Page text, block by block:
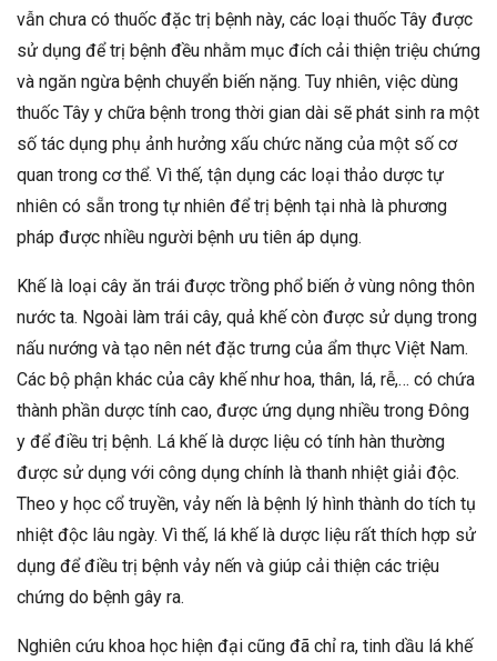
vẫn chưa có thuốc đặc trị bệnh này, các loại thuốc Tây được
sử dụng để trị bệnh đều nhằm mục đích cải thiện triệu chứng
và ngăn ngừa bệnh chuyển biến nặng. Tuy nhiên, việc dùng
thuốc Tây y chữa bệnh trong thời gian dài sẽ phát sinh ra một
số tác dụng phụ ảnh hưởng xấu chức năng của một số cơ
quan trong cơ thể. Vì thế, tận dụng các loại thảo dược tự
nhiên có sẵn trong tự nhiên để trị bệnh tại nhà là phương
pháp được nhiều người bệnh ưu tiên áp dụng.
Khế là loại cây ăn trái được trồng phổ biến ở vùng nông thôn
nước ta. Ngoài làm trái cây, quả khế còn được sử dụng trong
nấu nướng và tạo nên nét đặc trưng của ẩm thực Việt Nam.
Các bộ phận khác của cây khế như hoa, thân, lá, rễ,… có chứa
thành phần dược tính cao, được ứng dụng nhiều trong Đông
y để điều trị bệnh. Lá khế là dược liệu có tính hàn thường
được sử dụng với công dụng chính là thanh nhiệt giải độc.
Theo y học cổ truyền, vảy nến là bệnh lý hình thành do tích tụ
nhiệt độc lâu ngày. Vì thế, lá khế là dược liệu rất thích hợp sử
dụng để điều trị bệnh vảy nến và giúp cải thiện các triệu
chứng do bệnh gây ra.
Nghiên cứu khoa học hiện đại cũng đã chỉ ra, tinh dầu lá khế